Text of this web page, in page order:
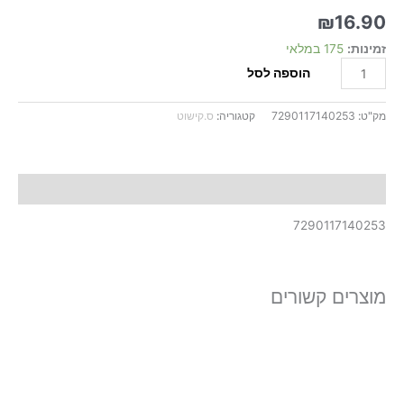
₪16.90
זמינות: 175 במלאי
הוספה לסל
מק"ט: 7290117140253 קטגוריה: ס.קישוט
7290117140253
מוצרים קשורים